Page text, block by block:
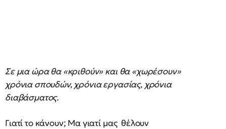
Σε μια ώρα θα «κριθούν» και θα «χωρέσουν»
χρόνια σπουδών, χρόνια εργασίας, χρόνια
διαβάσματος.
Γιατί το κάνουν; Μα γιατί μας θέλουν